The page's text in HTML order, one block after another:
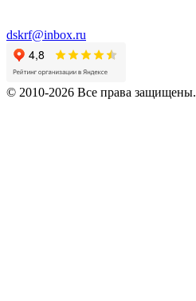
dskrf@inbox.ru
© 2010-2026 Все права защищены.